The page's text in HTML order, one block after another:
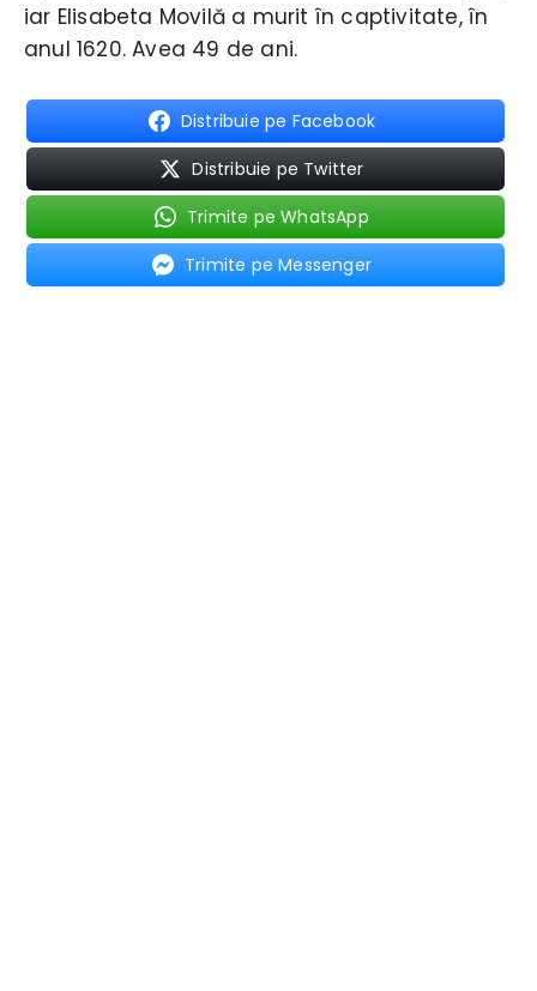
iar Elisabeta Movilă a murit în captivitate, în
anul 1620. Avea 49 de ani.
Distribuie pe Facebook
Distribuie pe Twitter
Trimite pe WhatsApp
Trimite pe Messenger